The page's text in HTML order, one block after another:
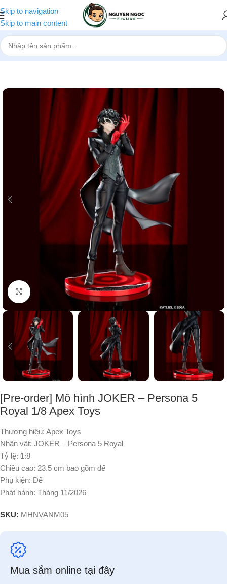
Skip to navigation
Skip to main content
Trang chủ»Cửa hàng»[Pre-order] Mô hình JOKER – Persona 5
Nhấp để phóng to
[Pre-order] Mô hình JOKER – Persona 5
Royal 1/8 Apex Toys
Thương hiệu: Apex Toys
Nhân vật: JOKER – Persona 5 Royal
Tỷ lệ: 1:8
Chiều cao: 23.5 cm bao gồm đế
Phụ kiện: Đế
Phát hành: Tháng 11/2026
SKU: MHNVANM05
Mua sắm online tại đây